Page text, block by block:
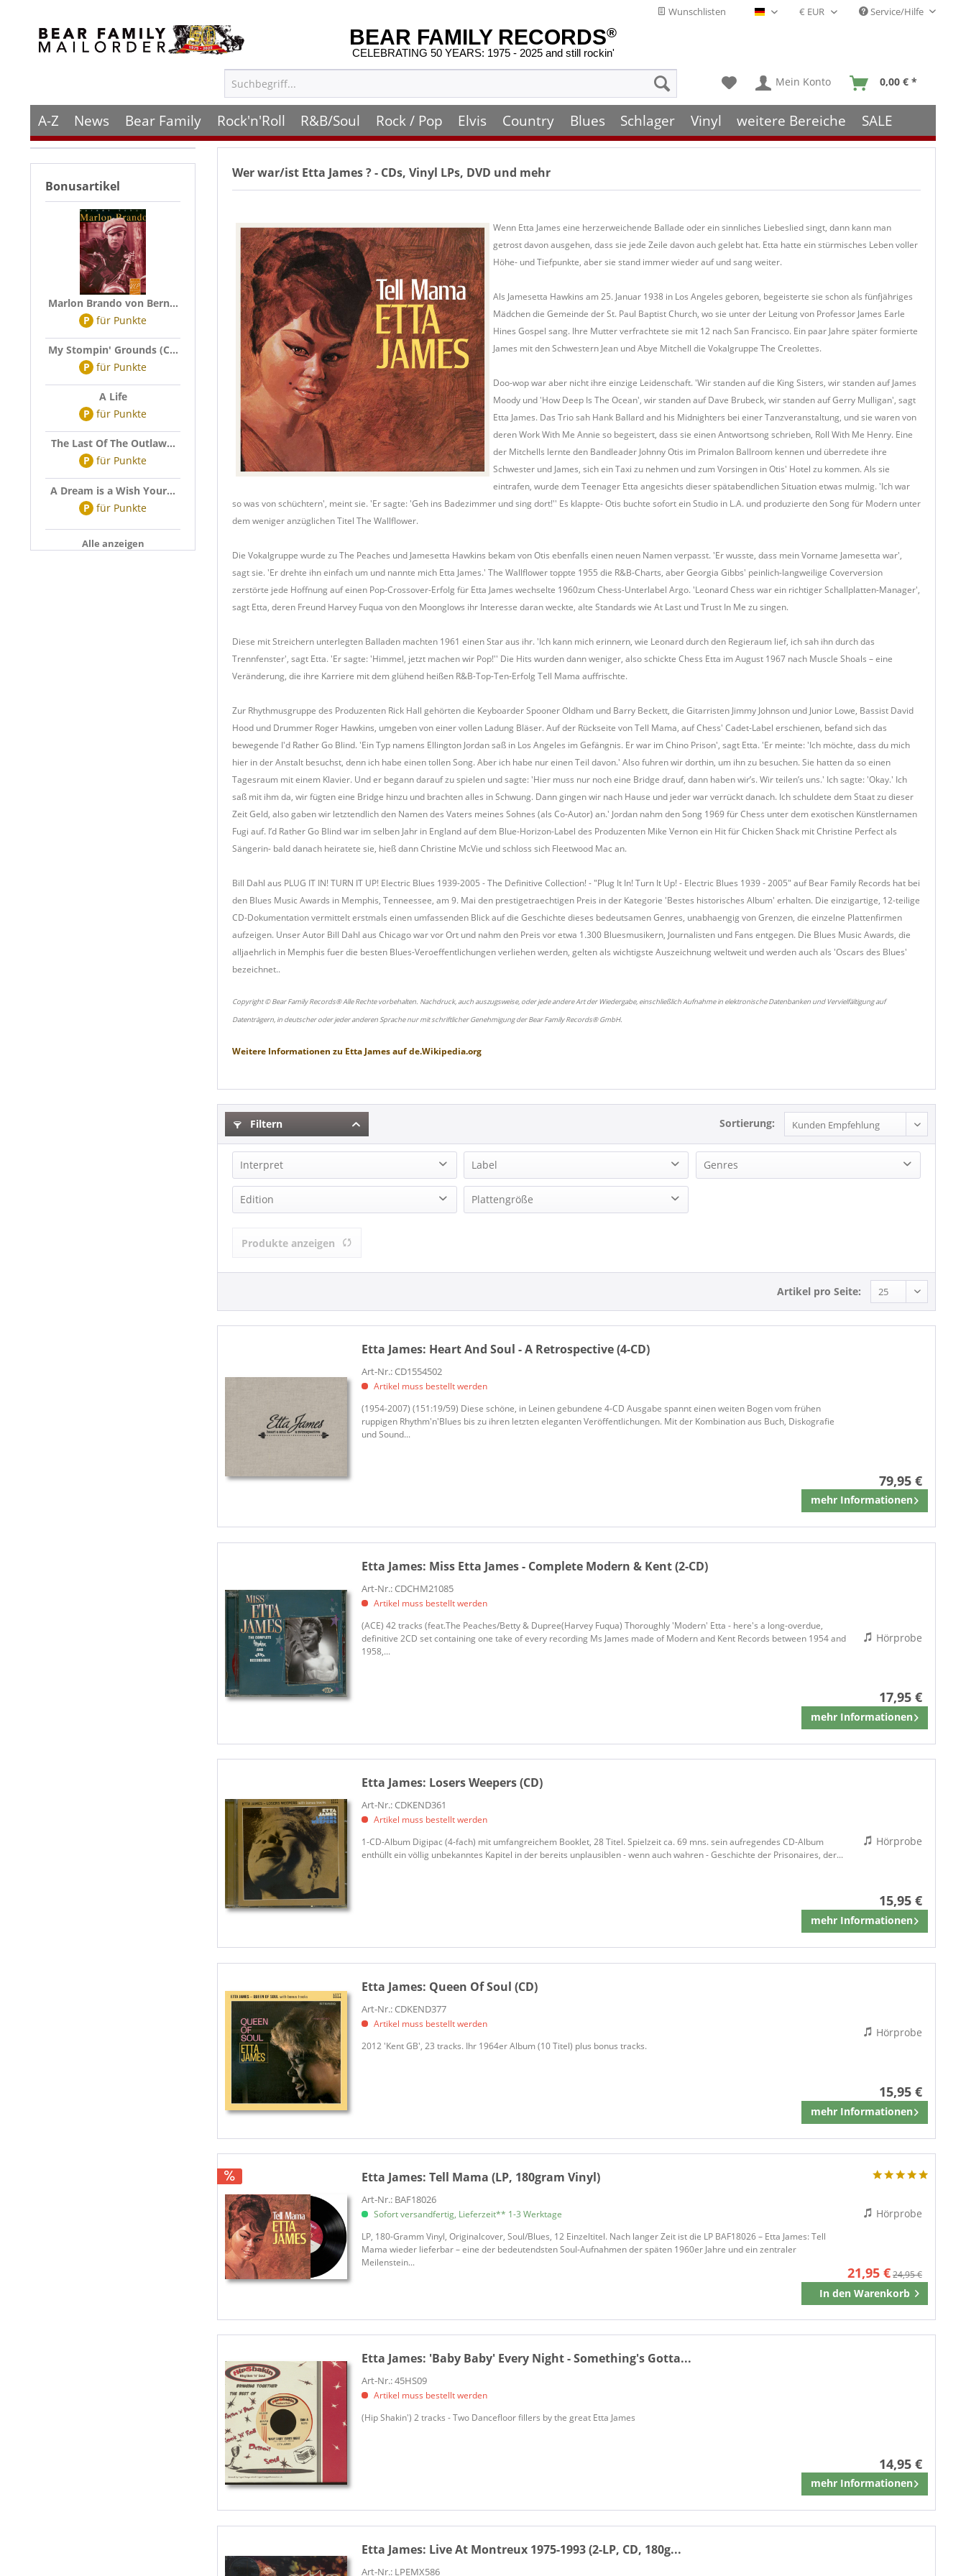
Wunschlisten Deutsch - DE Service/Hilfe
BEAR FAMILY RECORDS®
CELEBRATING 50 YEARS: 1975 - 2025 and still rockin'
Mein Konto 0,00 € *
A-Z News Bear Family Rock'n'Roll R&B/Soul Rock / Pop Elvis Country Blues Schlager Vinyl weitere Bereiche SALE
Bonusartikel
Marlon Brando von Bern...
P für Punkte
My Stompin' Grounds (C...
P für Punkte
A Life
P für Punkte
The Last Of The Outlaw...
P für Punkte
A Dream is a Wish Your...
P für Punkte
Alle anzeigen
Wer war/ist Etta James? - CDs, Vinyl LPs, DVD und mehr
Wenn Etta James eine herzerweichende Ballade oder ein sinnliches Liebeslied singt, dann kann man
getrost davon ausgehen, dass sie jede Zeile davon auch gelebt hat. Etta hatte ein stürmisches Leben voller
Höhe- und Tiefpunkte, aber sie stand immer wieder auf und sang weiter.
Als Jamesetta Hawkins am 25. Januar 1938 in Los Angeles geboren, begeisterte sie schon als fünfjähriges
Mädchen die Gemeinde der St. Paul Baptist Church, wo sie unter der Leitung von Professor James Earle
Hines Gospel sang. Ihre Mutter verfrachtete sie mit 12 nach San Francisco. Ein paar Jahre später formierte
James mit den Schwestern Jean und Abye Mitchell die Vokalgruppe The Creolettes.
Doo-wop war aber nicht ihre einzige Leidenschaft. 'Wir standen auf die King Sisters, wir standen auf James
Moody und 'How Deep Is The Ocean', wir standen auf Dave Brubeck, wir standen auf Gerry Mulligan', sagt
Etta James. Das Trio sah Hank Ballard and his Midnighters bei einer Tanzveranstaltung, und sie waren von
deren Work With Me Annie so begeistert, dass sie einen Antwortsong schrieben, Roll With Me Henry. Eine
der Mitchells lernte den Bandleader Johnny Otis im Primalon Ballroom kennen und überredete ihre
Schwester und James, sich ein Taxi zu nehmen und zum Vorsingen in Otis' Hotel zu kommen. Als sie
eintrafen, wurde dem Teenager Etta angesichts dieser spätabendlichen Situation etwas mulmig. 'Ich war
so was von schüchtern', meint sie. 'Er sagte: 'Geh ins Badezimmer und sing dort!'' Es klappte- Otis buchte sofort ein Studio in L.A. und produzierte den Song für Modern unter
dem weniger anzüglichen Titel The Wallflower.
Die Vokalgruppe wurde zu The Peaches und Jamesetta Hawkins bekam von Otis ebenfalls einen neuen Namen verpasst. 'Er wusste, dass mein Vorname Jamesetta war',
sagt sie. 'Er drehte ihn einfach um und nannte mich Etta James.' The Wallflower toppte 1955 die R&B-Charts, aber Georgia Gibbs' peinlich-langweilige Coverversion
zerstörte jede Hoffnung auf einen Pop-Crossover-Erfolg für Etta James wechselte 1960zum Chess-Unterlabel Argo. 'Leonard Chess war ein richtiger Schallplatten-Manager',
sagt Etta, deren Freund Harvey Fuqua von den Moonglows ihr Interesse daran weckte, alte Standards wie At Last und Trust In Me zu singen.
Diese mit Streichern unterlegten Balladen machten 1961 einen Star aus ihr. 'Ich kann mich erinnern, wie Leonard durch den Regieraum lief, ich sah ihn durch das
Trennfenster', sagt Etta. 'Er sagte: 'Himmel, jetzt machen wir Pop!'' Die Hits wurden dann weniger, also schickte Chess Etta im August 1967 nach Muscle Shoals – eine
Veränderung, die ihre Karriere mit dem glühend heißen R&B-Top-Ten-Erfolg Tell Mama auffrischte.
Zur Rhythmusgruppe des Produzenten Rick Hall gehörten die Keyboarder Spooner Oldham und Barry Beckett, die Gitarristen Jimmy Johnson und Junior Lowe, Bassist David
Hood und Drummer Roger Hawkins, umgeben von einer vollen Ladung Bläser. Auf der Rückseite von Tell Mama, auf Chess' Cadet-Label erschienen, befand sich das
bewegende I'd Rather Go Blind. 'Ein Typ namens Ellington Jordan saß in Los Angeles im Gefängnis. Er war im Chino Prison', sagt Etta. 'Er meinte: 'Ich möchte, dass du mich
hier in der Anstalt besuchst, denn ich habe einen tollen Song. Aber ich habe nur einen Teil davon.' Also fuhren wir dorthin, um ihn zu besuchen. Sie hatten da so einen
Tagesraum mit einem Klavier. Und er begann darauf zu spielen und sagte: 'Hier muss nur noch eine Bridge drauf, dann haben wir’s. Wir teilen’s uns.' Ich sagte: 'Okay.' Ich
saß mit ihm da, wir fügten eine Bridge hinzu und brachten alles in Schwung. Dann gingen wir nach Hause und jeder war verrückt danach. Ich schuldete dem Staat zu dieser
Zeit Geld, also gaben wir letztendlich den Namen des Vaters meines Sohnes (als Co-Autor) an.' Jordan nahm den Song 1969 für Chess unter dem exotischen Künstlernamen
Fugi auf. I’d Rather Go Blind war im selben Jahr in England auf dem Blue-Horizon-Label des Produzenten Mike Vernon ein Hit für Chicken Shack mit Christine Perfect als
Sängerin- bald danach heiratete sie, hieß dann Christine McVie und schloss sich Fleetwood Mac an.
Bill Dahl aus PLUG IT IN! TURN IT UP! Electric Blues 1939-2005 - The Definitive Collection! - "Plug It In! Turn It Up! - Electric Blues 1939 - 2005" auf Bear Family Records hat bei
den Blues Music Awards in Memphis, Tenneessee, am 9. Mai den prestigetraechtigen Preis in der Kategorie 'Bestes historisches Album' erhalten. Die einzigartige, 12-teilige
CD-Dokumentation vermittelt erstmals einen umfassenden Blick auf die Geschichte dieses bedeutsamen Genres, unabhaengig von Grenzen, die einzelne Plattenfirmen
aufzeigen. Unser Autor Bill Dahl aus Chicago war vor Ort und nahm den Preis vor etwa 1.300 Bluesmusikern, Journalisten und Fans entgegen. Die Blues Music Awards, die
alljaehrlich in Memphis fuer die besten Blues-Veroeffentlichungen verliehen werden, gelten als wichtigste Auszeichnung weltweit und werden auch als 'Oscars des Blues'
bezeichnet..
Copyright © Bear Family Records® Alle Rechte vorbehalten. Nachdruck, auch auszugsweise, oder jede andere Art der Wiedergabe, einschließlich Aufnahme in elektronische Datenbanken und Vervielfältigung auf
Datenträgern, in deutscher oder jeder anderen Sprache nur mit schriftlicher Genehmigung der Bear Family Records® GmbH.
Weitere Informationen zu Etta Jamesaufde.Wikipedia.org
Filtern Sortierung:
Interpret
Etta James (16)
Label
20th Cemtury Masterworks (1)
Ace Records (1)
CHESS (1)
EAR MUSIC (1)
HIP-O-SELECT (1)
Hip Shakin' (1)
NOT NOW (1)
Rat Pack Records (1)
Genres
Soul
Edition
Limited Edition
Picture Disc
Plattengröße
Single (7 Inch) (2)
Produkte anzeigen
Artikel pro Seite:
Etta James: Heart And Soul - A Retrospective (4-CD)
Art-Nr.: CD1554502
Artikel muss bestellt werden
(1954-2007) (151:19/59) Diese schöne, in Leinen gebundene 4-CD Ausgabe spannt einen weiten Bogen vom frühen
ruppigen Rhythm'n'Blues bis zu ihren letzten eleganten Veröffentlichungen. Mit der Kombination aus Buch, Diskografie
und Sound...
79,95 €
mehr Informationen
Merken
Etta James: Miss Etta James - Complete Modern & Kent (2-CD)
Art-Nr.: CDCHM21085
Artikel muss bestellt werden
(ACE) 42 tracks (feat.The Peaches/Betty & Dupree(Harvey Fuqua) Thoroughly 'Modern' Etta - here's a long-overdue,
definitive 2CD set containing one take of every recording Ms James made of Modern and Kent Records between 1954 and
1958,...
17,95 €
mehr Informationen
Merken
Hörprobe
Etta James: Losers Weepers (CD)
Art-Nr.: CDKEND361
Artikel muss bestellt werden
1-CD-Album Digipac (4-fach) mit umfangreichem Booklet, 28 Titel. Spielzeit ca. 69 mns. sein aufregendes CD-Album
enthüllt ein völlig unbekanntes Kapitel in der bereits unplausiblen - wenn auch wahren - Geschichte der Prisonaires, der...
15,95 €
mehr Informationen
Merken
Hörprobe
Etta James: Queen Of Soul (CD)
Art-Nr.: CDKEND377
Artikel muss bestellt werden
2012 'Kent GB', 23 tracks. Ihr 1964er Album (10 Titel) plus bonus tracks.
15,95 €
mehr Informationen
Merken
Hörprobe
Etta James:Tell Mama (LP, 180gram Vinyl)
Art-Nr.: BAF18026
Sofort versandfertig, Lieferzeit** 1-3 Werktage
LP, 180-Gramm Vinyl, Originalcover, Soul/Blues, 12 Einzeltitel. Nach langer Zeit ist die LP BAF18026 – Etta James: Tell
Mama wieder lieferbar – eine der bedeutendsten Soul-Aufnahmen der späten 1960er Jahre und ein zentraler
Meilenstein...
21,95 €24,95 €
In den Warenkorb
Merken
Hörprobe
Etta James: 'Baby Baby' Every Night - Something's Gotta...
Art-Nr.: 45HS09
Artikel muss bestellt werden
(Hip Shakin') 2 tracks - Two Dancefloor fillers by the great Etta James
14,95 €
mehr Informationen
Merken
Etta James: Live At Montreux 1975-1993 (2-LP, CD, 180g...
Art-Nr.: LPEMX586